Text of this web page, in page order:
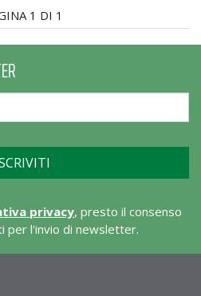
1 DI 1
privacy, presto il consenso
per l'invio di newsletter.